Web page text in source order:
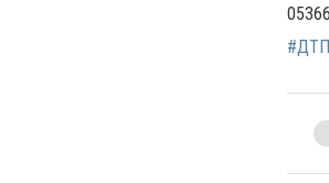
#ДТП